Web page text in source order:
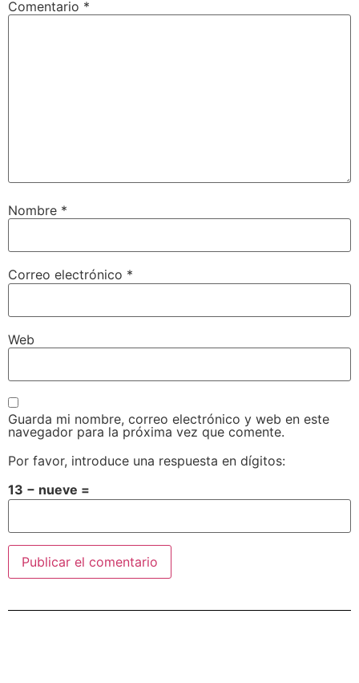
Comentario *
Nombre *
Correo electrónico *
Web
Guarda mi nombre, correo electrónico y web en este
navegador para la próxima vez que comente.
Por favor, introduce una respuesta en dígitos:
13 − nueve =